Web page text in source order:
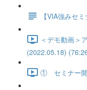
【VIA強みセ
＜デモ動画＞
(2022.05.18)
① セミナー開